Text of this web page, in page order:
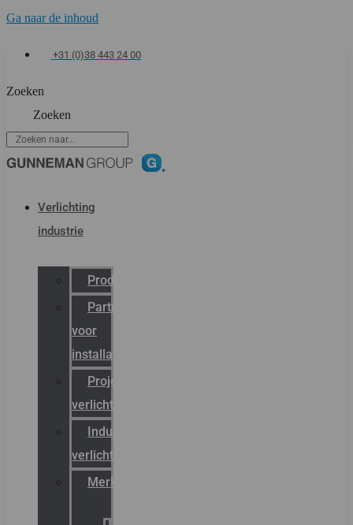
Ga naar de inhoud
+31 (0)38 443 24 00
Zoeken
Zoeken
Verlichting
industrie
Productcatalogus
Partner
voor
installateurs
Projectreferenties
verlichting
Industriële
verlichting
Merken